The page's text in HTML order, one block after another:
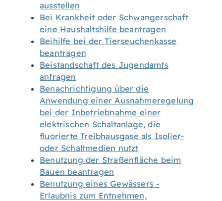
ausstellen
Bei Krankheit oder Schwangerschaft
eine Haushaltshilfe beantragen
Beihilfe bei der Tierseuchenkasse
beantragen
Beistandschaft des Jugendamts
anfragen
Benachrichtigung über die
Anwendung einer Ausnahmeregelung
bei der Inbetriebnahme einer
elektrischen Schaltanlage, die
fluorierte Treibhausgase als Isolier-
oder Schaltmedien nutzt
Benutzung der Straßenfläche beim
Bauen beantragen
Benutzung eines Gewässers -
Erlaubnis zum Entnehmen,